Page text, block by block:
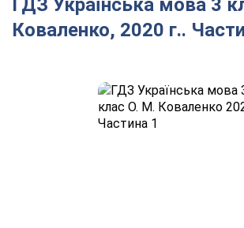
ГДЗ Українська мова 3
Коваленко, 2020 г..